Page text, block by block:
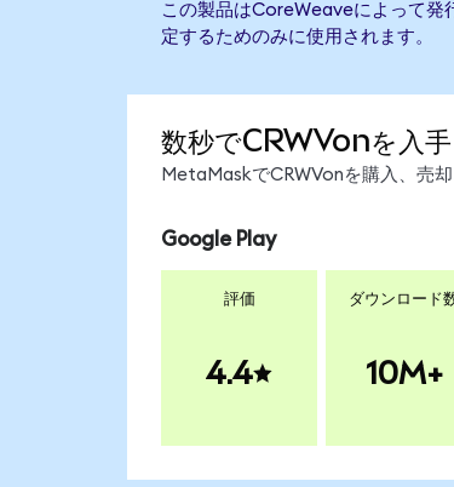
この製品はCoreWeaveによって発
定するためのみに使用されます。
数秒でCRWVonを入手
MetaMaskでCRWVonを購入、売
Google Play
評価
4.4
ダウンロード
10M+